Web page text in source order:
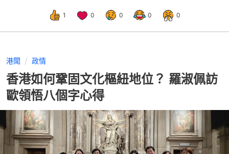
1 0 0 0 0
港聞 政情
香港如何鞏固文化樞紐地位？ 羅淑佩訪
歐領悟八個字心得